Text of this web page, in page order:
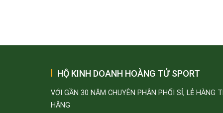
HỘ KINH DOANH HOÀNG TỬ SPORT
VỚI GẦN 30 NĂM CHUYÊN PHÂN PHỐI SỈ, LẺ HÀNG
HÃNG